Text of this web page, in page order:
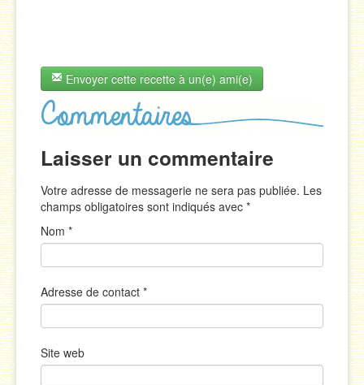
Envoyer cette recette à un(e) ami(e)
Laisser un commentaire
Votre adresse de messagerie ne sera pas publiée. Les
champs obligatoires sont indiqués avec *
Nom *
Adresse de contact *
Site web